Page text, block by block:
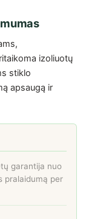
izoliuotų
stiklo
apsaugą ir
garantija nuo
pralaidumą per